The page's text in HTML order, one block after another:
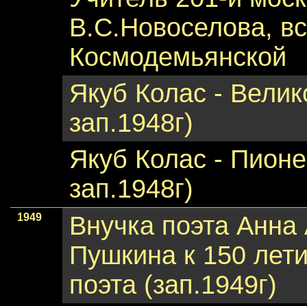
В.С.Новоселова,
Космодемьянской
Якуб Колас -
зап.1948г)
Якуб Колас -
зап.1948г)
1949
Внучка поэта
Пушкина к 150
поэта (зап.1949г)